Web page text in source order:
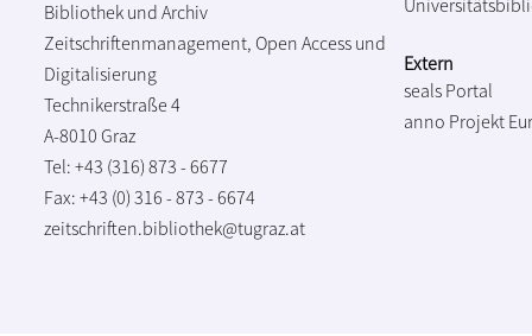
Bibliothek und Archiv
Zeitschriftenmanagement, Open Access und
Digitalisierung
Technikerstraße 4
A-8010 Graz
Tel: +43 (316) 873 - 6677
Fax: +43 (0) 316 - 873 - 6674
zeitschriften.bibliothek@tugraz.at
Extern
seals Portal
anno Projekt